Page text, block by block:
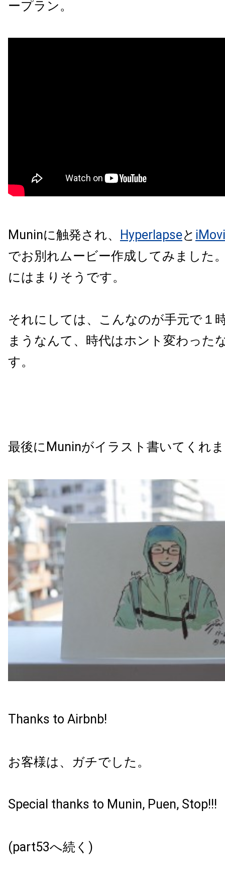
ープラン。
Muninに触発され、 Hyperlapseと
でお別れムービー作成してみました
にはまりそうです。
それにしては、こんなのが手元で１
まうなんて、時代はホント変わった
す。
最後にMuninがイラスト書いてくれ
Thanks to Airbnb!
お客様は、ガチでした。
Special thanks to Munin, Puen, Stop!!!
(part53へ続く)